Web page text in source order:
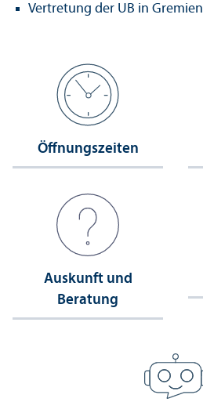
Vertretung der UB in Gremien
Öffnungs­zeiten
Auskunft und
Beratung